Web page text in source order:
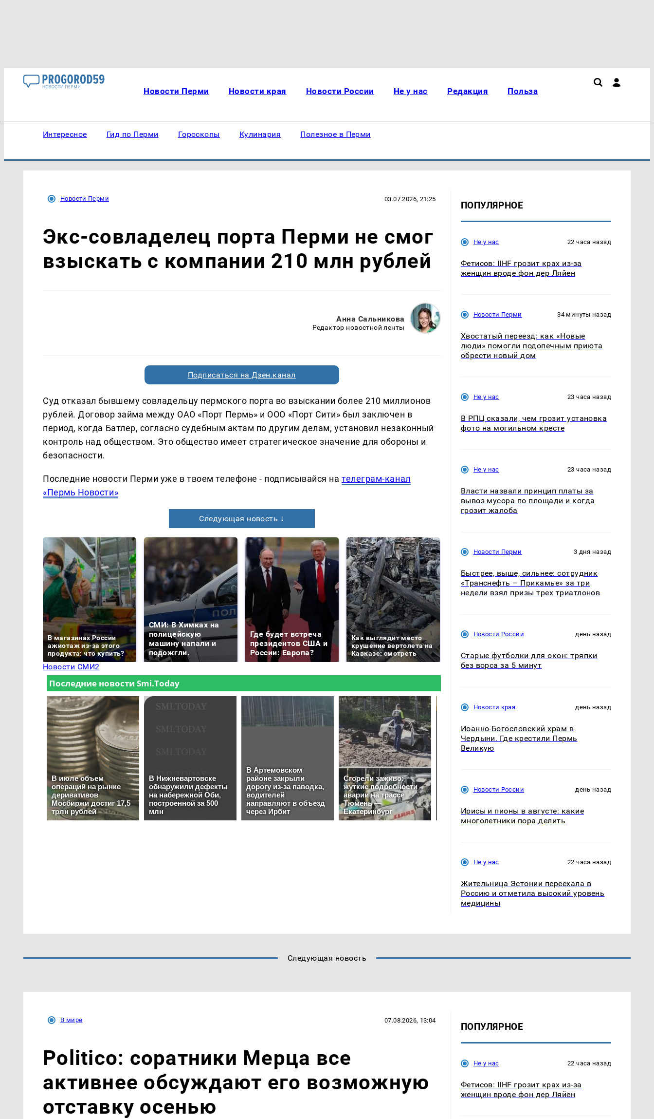
Новости Перми Новости края Новости России Не у нас Редакция Польза
Интересное Гид по Перми Гороскопы Кулинария Полезное в Перми
Новости Перми 03.07.2026, 21:25
Экс-совладелец порта Перми не смог
взыскать с компании 210 млн рублей
Анна Сальникова
Редактор новостной ленты
Подписаться на Дзен.канал
Суд отказал бывшему совладельцу пермского порта во взыскании более 210 миллионов
рублей. Договор займа между ОАО «Порт Пермь» и ООО «Порт Сити» был заключен в
период, когда Батлер, согласно судебным актам по другим делам, установил незаконный
контроль над обществом. Это общество имеет стратегическое значение для обороны и
безопасности.
Последние новости Перми уже в твоем телефоне - подписывайся нателеграм-канал
«Пермь Новости»
Следующая новость ↓
В магазинах России
ажиотаж из-за этого
продукта: что купить?
СМИ: В Химках на
полицейскую
машину напали и
подожгли.
Где будет встреча
президентов США и
России: Европа?
Как выглядит место
крушение вертолета на
Кавказе: смотреть
Такую зиму в России
так?!
Не ешьте эту
магазина: список
Новости СМИ2
ПОПУЛЯРНОЕ
Не у нас 22 часа назад
Фетисов: IIHF грозит крах из-за
женщин вроде фон дер Ляйен
Новости Перми 34 минуты назад
Хвостатый переезд: как «Новые
люди» помогли подопечным приюта
обрести новый дом
Не у нас 23 часа назад
В РПЦ сказали, чем грозит установка
фото на могильном кресте
Не у нас 23 часа назад
Власти назвали принцип платы за
вывоз мусора по площади и когда
грозит жалоба
Новости Перми 3 дня назад
Быстрее, выше, сильнее: сотрудник
«Транснефть – Прикамье» за три
недели взял призы трех триатлонов
Новости России день назад
Старые футболки для окон: тряпки
без ворса за 5 минут
Новости края день назад
Иоанно-Богословский храм в
Чердыни. Где крестили Пермь
Великую
Новости России день назад
Ирисы и пионы в августе: какие
многолетники пора делить
Не у нас 22 часа назад
Жительница Эстонии переехала в
Россию и отметила высокий уровень
медицины
Следующая новость
В мире 07.08.2026, 13:04
Politico: соратники Мерца все
активнее обсуждают его возможную
отставку осенью
ПОПУЛЯРНОЕ
Не у нас 22 часа назад
Фетисов: IIHF грозит крах из-за
женщин вроде фон дер Ляйен